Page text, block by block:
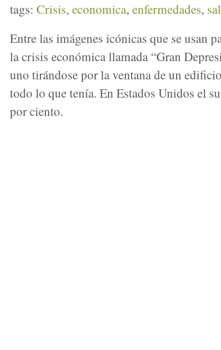
tags: Crisis, economica, enfermedades,
Entre las imágenes icónicas que se usan
la crisis económica llamada “Gran
uno tirándose por la ventana de un
todo lo que tenía. En Estados Unidos el
por ciento.